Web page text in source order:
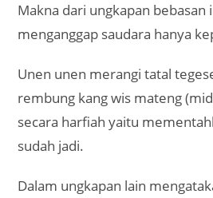
Makna dari ungkapan bebasan
menganggap saudara hanya
Unen unen merangi tatal
rembung kang wis mateng
secara harfiah yaitu
sudah jadi.
Dalam ungkapan lain